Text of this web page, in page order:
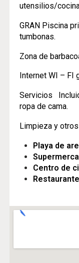
utensilios/
GRAN Piscina
tumbonas.
Zona de
Internet WI – FI
Servicios
ropa de cama.
Limpieza y
Playa de
Centro de